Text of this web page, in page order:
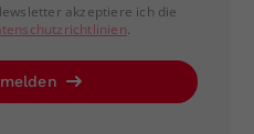
akzeptiere ich die
.